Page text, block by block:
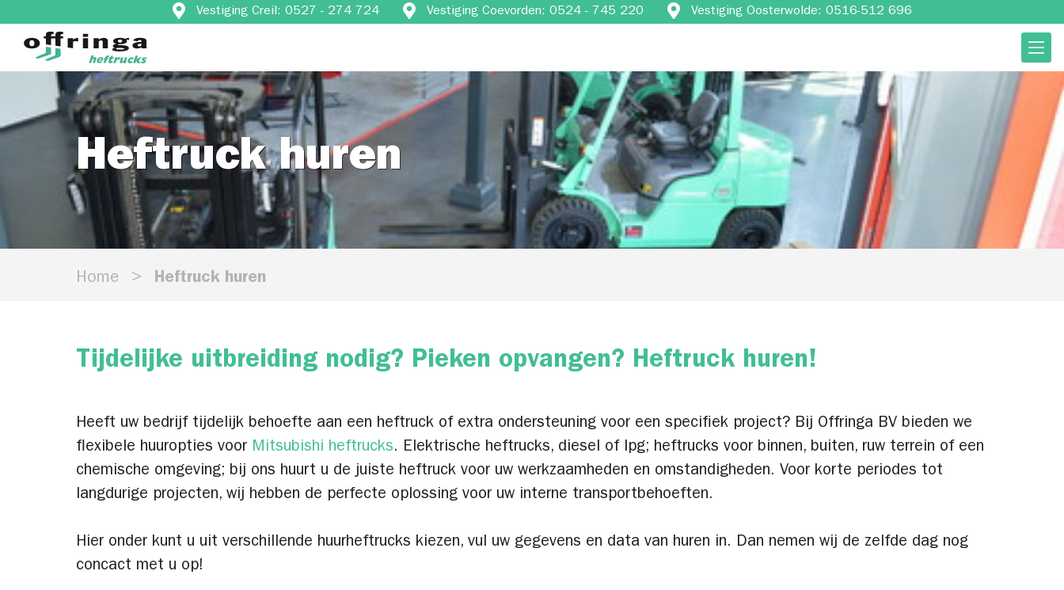
Vestiging Creil: 0527 - 274 724 Vestiging Coevorden: 0524 - 745 220 Vestiging Oosterwolde: 0516-512 696
Heftruck huren
Home Heftruck huren
Tijdelijke uitbreiding nodig? Pieken opvangen? Heftruck huren!
Heeft uw bedrijf tijdelijk behoefte aan een heftruck of extra ondersteuning voor een specifiek project? Bij Offringa BV bieden we
flexibele huuropties voor Mitsubishi heftrucks. Elektrische heftrucks, diesel of lpg; heftrucks voor binnen, buiten, ruw terrein of een
chemische omgeving; bij ons huurt u de juiste heftruck voor uw werkzaamheden en omstandigheden. Voor korte periodes tot
langdurige projecten, wij hebben de perfecte oplossing voor uw interne transportbehoeften.
Hier onder kunt u uit verschillende huurheftrucks kiezen, vul uw gegevens en data van huren in. Dan nemen wij de zelfde dag nog
concact met u op!